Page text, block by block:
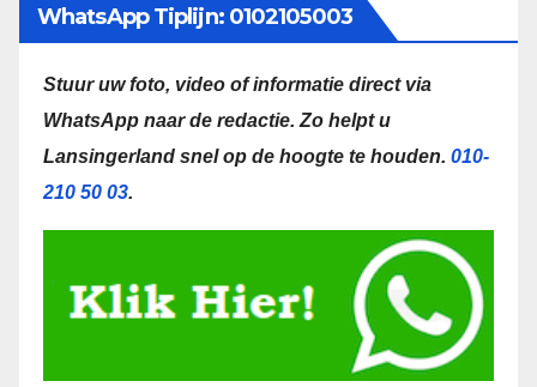
WhatsApp Tiplijn: 0102105003
Stuur uw foto, video of informatie direct via
WhatsApp naar de redactie. Zo helpt u
Lansingerland snel op de hoogte te houden. 010-
210 50 03.